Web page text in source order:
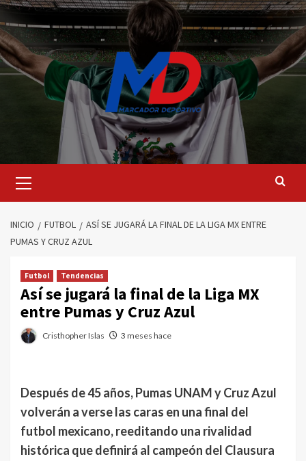
Saltar
al
contenido
principal
INICIO FUTBOL
ASÍ SE JUGARÁ LA FINAL DE LA LIGA MX ENTRE
PUMAS Y CRUZ AZUL
Futbol Tendencias
Así se jugará la final de la Liga MX
entre Pumas y Cruz Azul
Cristhopher Islas 3 meses hace
Después de 45 años, Pumas UNAM y Cruz Azul
volverán a verse las caras en una final del
futbol mexicano, reeditando una rivalidad
histórica que definirá al campeón del Clausura